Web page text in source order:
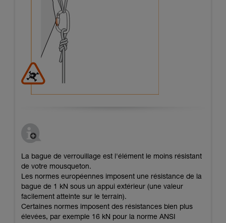
La bague de verrouillage est l'élément le moins résistant
de votre mousqueton.
Les normes européennes imposent une résistance de la
bague de 1 kN sous un appui extérieur (une valeur
facilement atteinte sur le terrain).
Certaines normes imposent des résistances bien plus
élevées, par exemple 16 kN pour la norme ANSI